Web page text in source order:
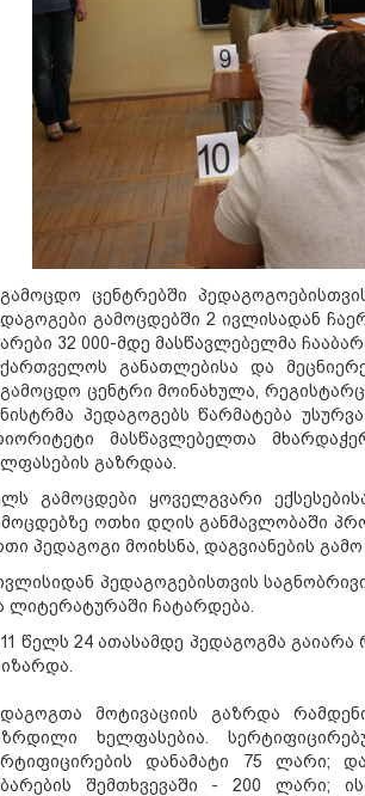
ცენტრებში
გამოცდებში 2 ივლისადან
32 000-მდე მასწავლებელმა
განათლებისა და
ცენტრი მოინახულა,
პედაგოგებს წარმატება
მასწავლებელთა
გაზრდაა.
გამოცდები ყოველგვარი
ოთხი დღის განმავლობაში
პედაგოგი მოიხსნა, დაგვიანების
პედაგოგებისთვის
ლიტერატურაში ჩატარდება.
წელს 24 ათასამდე პედაგოგმა
მოტივაციის გაზრდა
ხელფასებია.
დანამატი 75 ლარი;
შემთხვევაში - 200 ლარი;